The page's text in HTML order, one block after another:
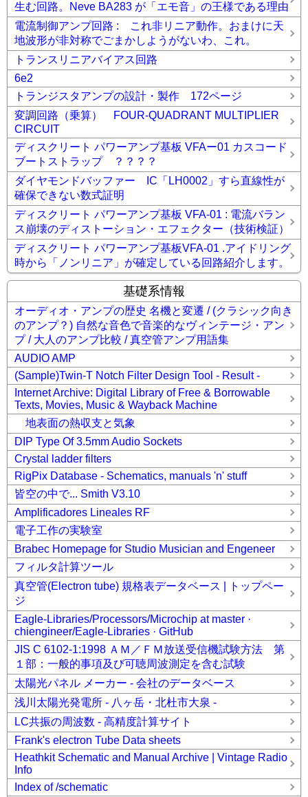
生む回路。Neve BA283 が「エモ音」の王様である理由
電流制御アンプ回路 : これ非リニア動作。おまけに天
地波形が非対称でごまかしようがないわ、これ。
トランスリニアバイアス回路
6e2
トランジスタアンプの設計・製作 172ページ
変調回路（乗算） FOUR-QUADRANT MULTIPLIER
CIRCUIT
ディスクリート パワーアンプ基板 VFAー01 カスコード
ブートストラップ ？？？？
ダイヤモンドバッファー IC「LH0002」すら直線性が
確保できない数式証明
ディスクリート パワーアンプ基板 VFA-01 : 電流バラン
ス崩壊のディストーション・エフェクター（技術検証）
ディスクリート パワーアンプ基板VFA-01 .アイドリング
時から「ノンリニア」が確定している回路紹介します。
基礎系情報
オーディオ・アンプの歴史 名機と変遷 / (クラシック向き
のアンプ？) 自然な音色で音楽的なヴィンテージ・アン
プ / 大人のアンプ比較 / 真空管アンプ用語集
AUDIO AMP
(Sample)Twin-T Notch Filter Design Tool - Result -
Internet Archive: Digital Library of Free & Borrowable
Texts, Movies, Music & Wayback Machine
地表面の熱収支と気象
DIP Type Of 3.5mm Audio Sockets
Crystal ladder filters
RigPix Database - Schematics, manuals 'n' stuff
皆空の中で... Smith V3.10
Amplificadores Lineales RF
電子工作の実験室
Brabec Homepage for Studio Musician and Engeneer
フィルタ計算ツール
真空管(Electron tube) 規格表データベース | トップペー
ジ
Eagle-Libraries/Processors/Microchip at master ·
chiengineer/Eagle-Libraries · GitHub
JIS C 6102-1:1998 ＡＭ／ＦＭ放送受信機試験方法 第
１部：一般的事項及び可聴周波測定を含む試験
太陽光パネル メーカー - 会社のデータベース
浅川太陽光発電所 - 八ヶ岳・北杜市大泉 -
LC共振の周波数 - 高精度計算サイト
Frank's electron Tube Data sheets
Heathkit Schematic and Manual Archive | Vintage Radio
Info
Index of /schematic